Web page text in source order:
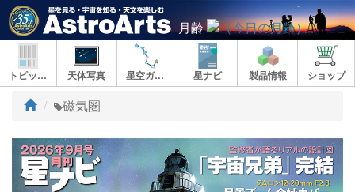
月齢
トピックス 天体写真 星空ガイド 星ナビ 製品情報 ショップ
ト
プ
磁気圏